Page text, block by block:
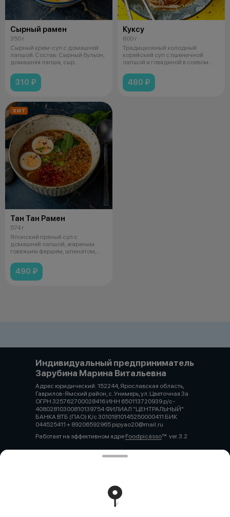
Сырный рамен
350 г
Сырный крем-суп с домашней
лапшой. Состав: Сырный бульон,
домашняя лапша, сыр
310 ₽
Куксу
600 г
Традиционный холодный
корейский суп с пшеничной
лапшой и говядиной в соевом
480 ₽
ХИТ
Тан Тан Рамен
574 г
Японский пряный суп с
домашней лапшой, жареным
говяжьим фаршем, шпинатом,
490 ₽
Индивидуальный предприниматель
Зарубина Марина Витальевна
Адрес юридический: 152244, Ярославская область,
Гаврилов-Ямский район, с. Унимерь, ул. Цветочная 3а
ОГРН 325762700028416 ИНН 650113720939 р/с-
40802810300810139754 ФИЛИАЛ "ЦЕНТРАЛЬНЫЙ"
БАНКА ВТБ (ПАО) К/с 30101810145250000411 БИК
044525411 + 89206592965 pipyao20@mail.ru
Работает на эффективном ядре Foodpicássover. 3.2
Политика конфиденциальности
Публичная оферта